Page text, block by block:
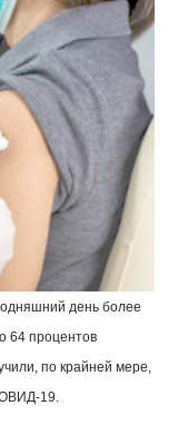
день более
64 процентов
по крайней мере,
19.